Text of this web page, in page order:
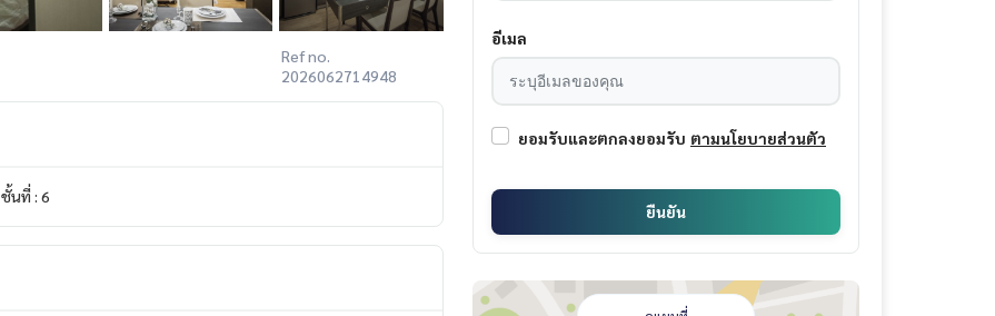
Ref no.
2026062714948
ชั้นที่ : 6
อีเมล
ยอมรับและตกลงยอมรับ ตามนโยบายส่วนตัว
ยืนยัน